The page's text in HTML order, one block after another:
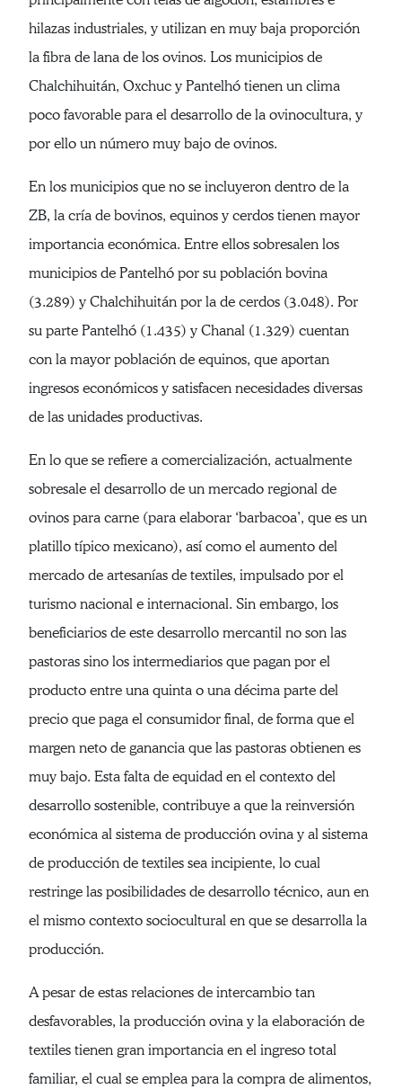
hilazas industriales, y utilizan en muy baja proporción
la fibra de lana de los ovinos. Los municipios de
Chalchihuitán, Oxchuc y Pantelhó tienen un clima
poco favorable para el desarrollo de la ovinocultura, y
por ello un número muy bajo de ovinos.
En los municipios que no se incluyeron dentro de la
ZB, la cría de bovinos, equinos y cerdos tienen mayor
importancia económica. Entre ellos sobresalen los
municipios de Pantelhó por su población bovina
(3.289) y Chalchihuitán por la de cerdos (3.048). Por
su parte Pantelhó (1.435) y Chanal (1.329) cuentan
con la mayor población de equinos, que aportan
ingresos económicos y satisfacen necesidades diversas
de las unidades productivas.
En lo que se refiere a comercialización, actualmente
sobresale el desarrollo de un mercado regional de
ovinos para carne (para elaborar ‘barbacoa’, que es un
platillo típico mexicano), así como el aumento del
mercado de artesanías de textiles, impulsado por el
turismo nacional e internacional. Sin embargo, los
beneficiarios de este desarrollo mercantil no son las
pastoras sino los intermediarios que pagan por el
producto entre una quinta o una décima parte del
precio que paga el consumidor final, de forma que el
margen neto de ganancia que las pastoras obtienen es
muy bajo. Esta falta de equidad en el contexto del
desarrollo sostenible, contribuye a que la reinversión
económica al sistema de producción ovina y al sistema
de producción de textiles sea incipiente, lo cual
restringe las posibilidades de desarrollo técnico, aun en
el mismo contexto sociocultural en que se desarrolla la
producción.
A pesar de estas relaciones de intercambio tan
desfavorables, la producción ovina y la elaboración de
textiles tienen gran importancia en el ingreso total
familiar, el cual se emplea para la compra de alimentos,